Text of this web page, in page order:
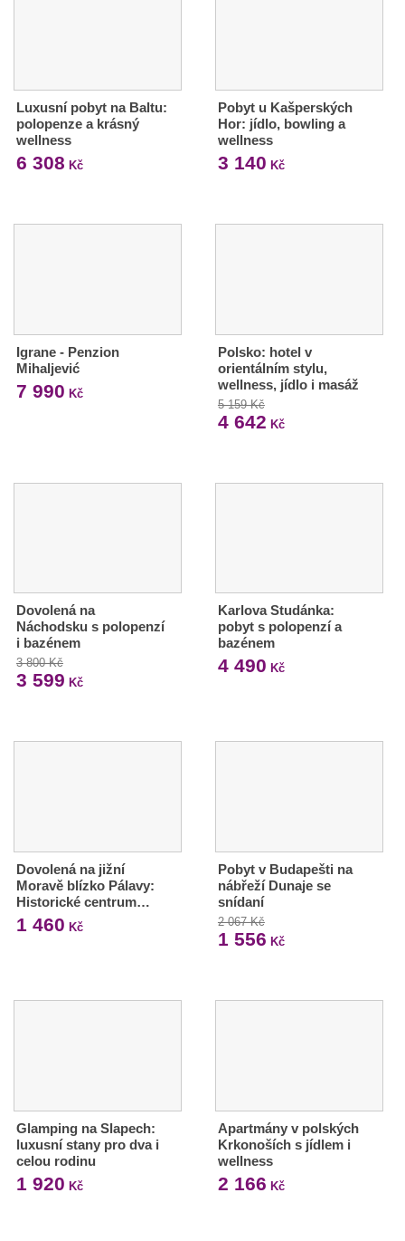
Luxusní pobyt na Baltu:
polopenze a krásný
wellness
6 308 Kč
Pobyt u Kašperských
Hor: jídlo, bowling a
wellness
3 140 Kč
Igrane - Penzion
Mihaljević
7 990 Kč
Polsko: hotel v
orientálním stylu,
wellness, jídlo i masáž
5 159 Kč
4 642 Kč
Dovolená na
Náchodsku s polopenzí
i bazénem
3 800 Kč
3 599 Kč
Karlova Studánka:
pobyt s polopenzí a
bazénem
4 490 Kč
Dovolená na jižní
Moravě blízko Pálavy:
Historické centrum…
1 460 Kč
Pobyt v Budapešti na
nábřeží Dunaje se
snídaní
2 067 Kč
1 556 Kč
Glamping na Slapech:
luxusní stany pro dva i
celou rodinu
1 920 Kč
Apartmány v polských
Krkonoších s jídlem i
wellness
2 166 Kč